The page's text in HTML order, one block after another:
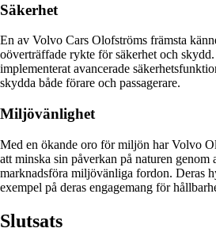
Säkerhet
En av Volvo Cars Olofströms främsta
oöverträffade rykte för säkerhet och
implementerat avancerade
skydda både förare och passagerare.
Miljövänlighet
Med en ökande oro för miljön har Volvo
att minska sin påverkan på naturen genom
marknadsföra miljövänliga fordon. Deras
exempel på deras engagemang för
Slutsats